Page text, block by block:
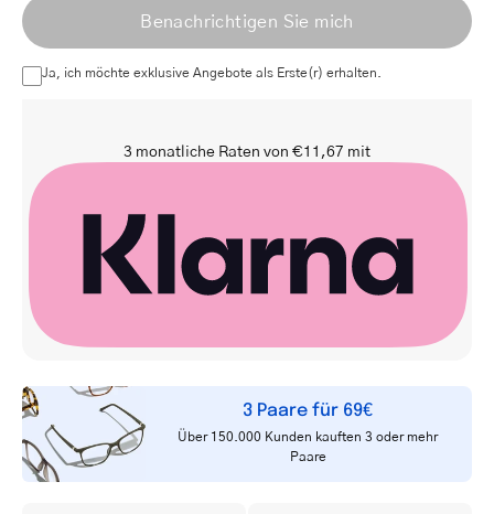
Adresse
Benachrichtigen Sie mich
Ja, ich möchte exklusive Angebote als Erste(r) erhalten.
3 monatliche Raten von €11,67 mit
3 Paare für 69€
Über 150.000 Kunden kauften 3 oder mehr
Paare